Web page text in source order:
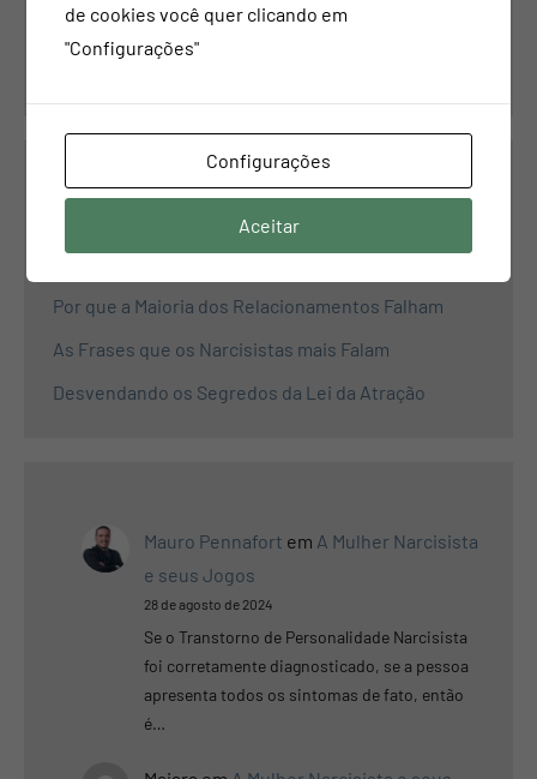
Pesquisar
Por que a Maioria dos Relacionamentos Falham
As Frases que os Narcisistas mais Falam
Desvendando os Segredos da Lei da Atração
Mauro Pennafort em A Mulher Narcisista
e seus Jogos
28 de agosto de 2024
Se o Transtorno de Personalidade Narcisista
foi corretamente diagnosticado, se a pessoa
apresenta todos os sintomas de fato, então
é…
de cookies você quer clicando em
"Configurações"
Configurações
Aceitar